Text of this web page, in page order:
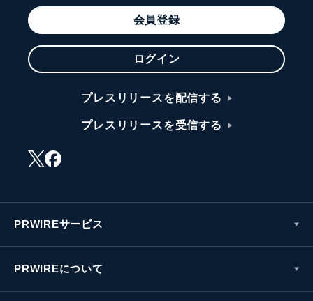
会員登録
ログイン
プレスリリースを配信する
プレスリリースを受信する
PRWIREサービス
PRWIREについて